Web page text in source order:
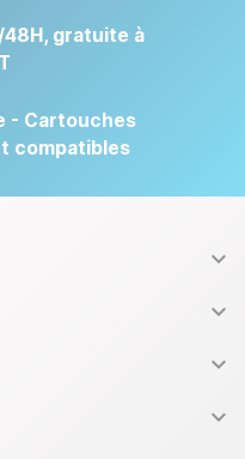
gratuite à
- Cartouches
compatibles



